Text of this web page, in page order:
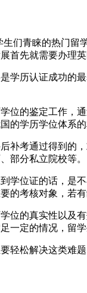
生们青睐的热门
首先就需要办理
学历认证成功的
位的鉴定工作，
的学历学位体系
补考通过得到的
部分私立院校等。
学位证的话，是
的考核对象，若
位的真实性以及
一定的情况，留
松解决这类难